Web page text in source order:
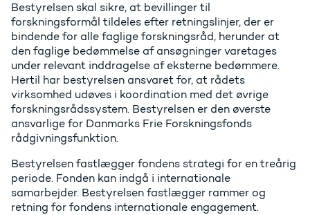
Bestyrelsen skal sikre, at bevillinger til
forskningsformål tildeles efter retningslinjer, der er
bindende for alle faglige forskningsråd, herunder at
den faglige bedømmelse af ansøgninger varetages
under relevant inddragelse af eksterne bedømmere.
Hertil har bestyrelsen ansvaret for, at rådets
virksomhed udøves i koordination med det øvrige
forskningsrådssystem. Bestyrelsen er den øverste
ansvarlige for Danmarks Frie Forskningsfonds
rådgivningsfunktion.
Bestyrelsen fastlægger fondens strategi for en treårig
periode. Fonden kan indgå i internationale
samarbejder. Bestyrelsen fastlægger rammer og
retning for fondens internationale engagement.